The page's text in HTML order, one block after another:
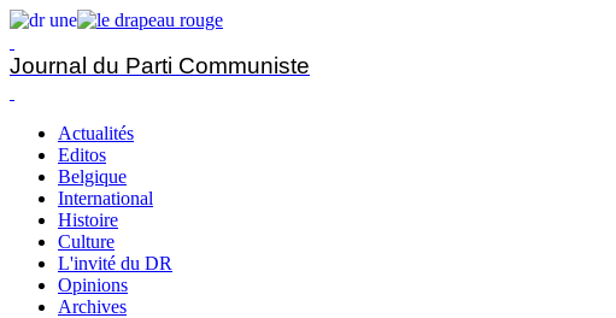
Journal du Parti Communiste
Actualités
Editos
Belgique
International
Histoire
Culture
L'invité du DR
Opinions
Archives